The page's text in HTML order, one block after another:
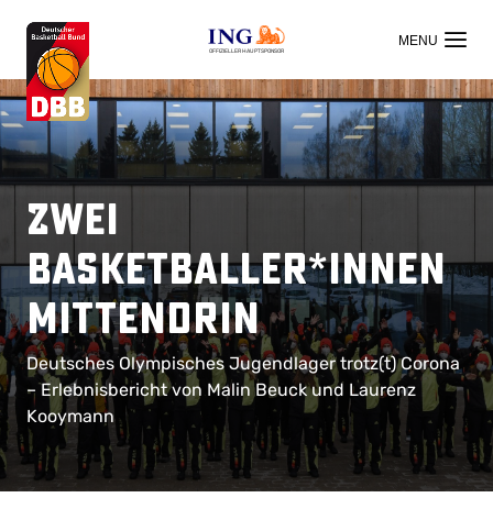
OFFIZIELLER HAUPTSPONSOR
Zwei
Basketballer*innen
mittendrin
Deutsches Olympisches Jugendlager trotz(t) Corona
– Erlebnisbericht von Malin Beuck und Laurenz
Kooymann